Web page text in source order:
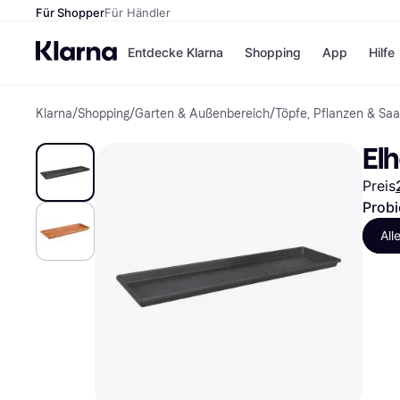
Für ShopperFür Händler
Entdecke Klarna
Zahlungsmethoden
Bezahle in 3
Bezahle in bis zu 30
Shopping
Shops
eBay
Temu
SHEIN
App Hilfe
Klarna/Shopping/Garten & Außenbereich/Töpfe, Pflanzen &
Preis
Alle